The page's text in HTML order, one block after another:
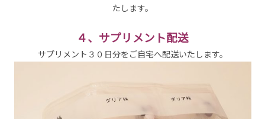
たします。
４、サプリメント配送
サプリメント３０日分をご自宅へ配送いたします。